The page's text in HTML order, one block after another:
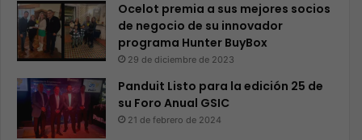
Ocelot premia a sus mejores socios
de negocio de su innovador
programa Hunter BuyBox
29 de diciembre de 2023
Panduit Listo para la edición 25 de
su Foro Anual GSIC
21 de febrero de 2024